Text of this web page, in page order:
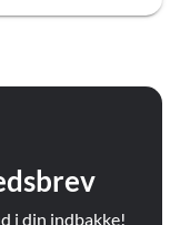
i din indbakke!